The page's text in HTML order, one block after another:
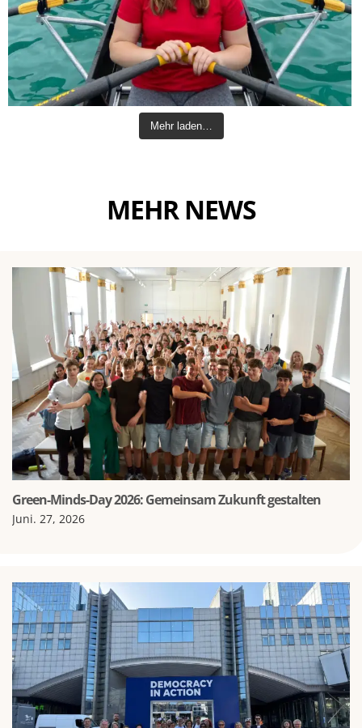
Mehr laden…
MEHR NEWS
Green-Minds-Day 2026: Gemeinsam Zukunft gestalten
Juni. 27, 2026